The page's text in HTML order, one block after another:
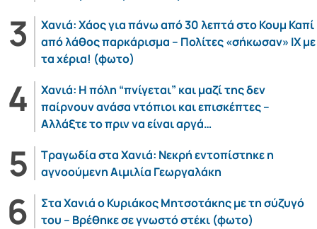
Χανιά: Χάος για πάνω από 30 λεπτά στο Κουμ Καπί
από λάθος παρκάρισμα – Πολίτες «σήκωσαν» ΙΧ με
τα χέρια! (φωτο)
Χανιά: Η πόλη “πνίγεται” και μαζί της δεν
παίρνουν ανάσα ντόπιοι και επισκέπτες –
Αλλάξτε το πριν να είναι αργά…
Τραγωδία στα Χανιά: Νεκρή εντοπίστηκε η
αγνοούμενη Αιμιλία Γεωργαλάκη
Στα Χανιά ο Κυριάκος Μητσοτάκης με τη σύζυγό
του – Βρέθηκε σε γνωστό στέκι (φωτο)